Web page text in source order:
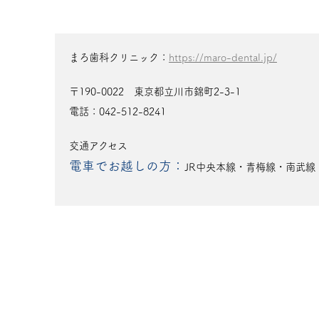
まろ歯科クリニック： https://maro-dental.jp/
〒190-0022 東京都立川市錦町2-3-1
電話：042-512-8241
交通アクセス
電車でお越しの方： JR中央本線・青梅線・南武